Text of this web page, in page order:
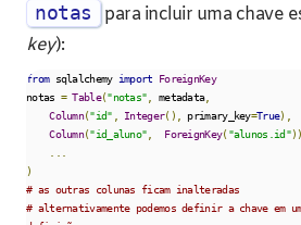
notas para incluir uma chave
key):
from sqlalchemy import ForeignKey
notas = Table("notas" metadata,
Column("id" Integer(), primary_key=True),
Column("id_aluno" ForeignKey("alunos.id")),
)
# as outras colunas ficam inalteradas
# alternativamente podemos definir a chave em